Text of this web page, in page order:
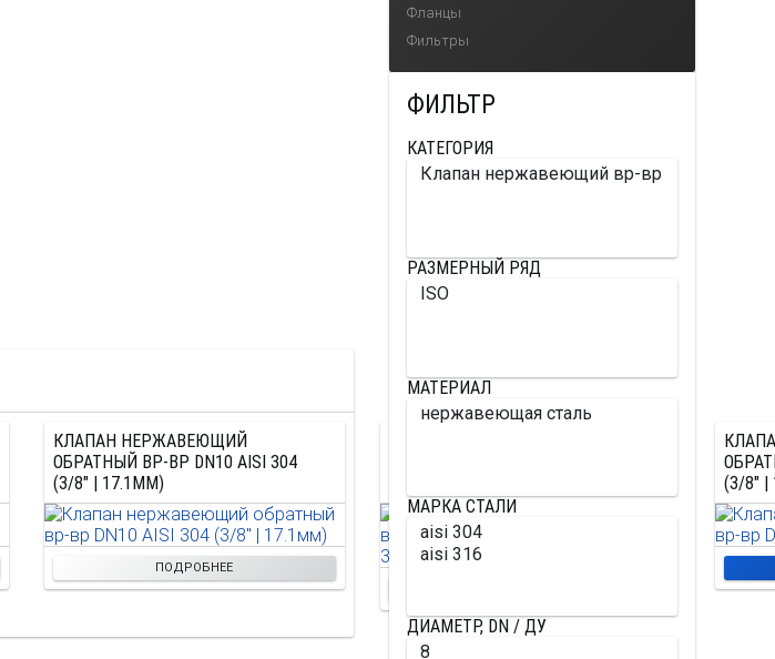
КЛАПАН НЕРЖАВЕЮЩИЙ
ОБРАТНЫЙ ВР-ВР DN10 AISI 304
(3/8" | 17.1ММ)
ПОДРОБНЕЕ
(3/8" |
Фланцы
Фильтры
ФИЛЬТР
КАТЕГОРИЯ
РАЗМЕРНЫЙ РЯД
МАТЕРИАЛ
МАРКА СТАЛИ
ДИАМЕТР, DN / ДУ